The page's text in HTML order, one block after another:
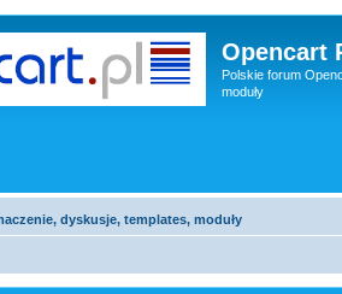
Opencart
Polskie forum
moduły
dyskusje, templates, moduły